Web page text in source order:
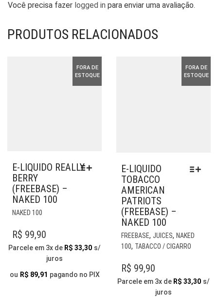
Você precisa fazer logged in para enviar uma avaliação.
PRODUTOS RELACIONADOS
FORA DE
ESTOQUE
E-LIQUIDO REALLY
BERRY
(FREEBASE) –
NAKED 100
NAKED 100
TEM
VARIANTES.
AS
OPÇÕES
R$ 99,90
Parcele em 3x de R$ 33,30 s/
juros
ou R$ 89,91 pagando no PIX
FORA DE
ESTOQUE
E-LIQUIDO
TOBACCO
AMERICAN
PATRIOTS
(FREEBASE) –
NAKED 100
FREEBASE, JUICES, NAKED
100, TABACCO / CIGARRO
AS
R$ 99,90
Parcele em 3x de R$ 33,30 s/
juros